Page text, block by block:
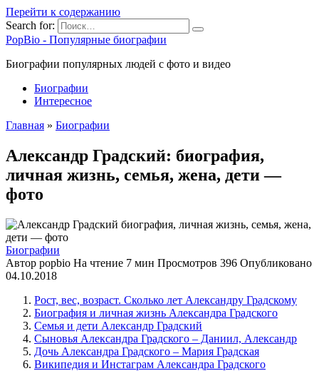
Перейти к содержанию
Search for:
PopBio - Популярные биографии
Биографии популярных людей с фото и видео
Биографии
Интересное
Главная » Биографии
Александр Градский: биография,
личная жизнь, семья, жена, дети —
фото
Биографии
Автор popbio На чтение 7 мин Просмотров 396 Опубликовано
04.10.2018
Рост, вес, возраст. Сколько лет Александру Градскому
Биография и личная жизнь Александра Градского
Семья и дети Александр Градский
Сыновья Александра Градского – Даниил, Александр
Дочь Александра Градского – Мария Градская
Википедия и Инстаграм Александра Градского